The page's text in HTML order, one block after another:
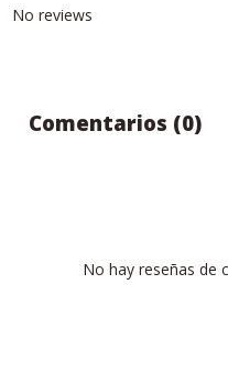
No reviews
Comentarios (0)
No hay reseñas de